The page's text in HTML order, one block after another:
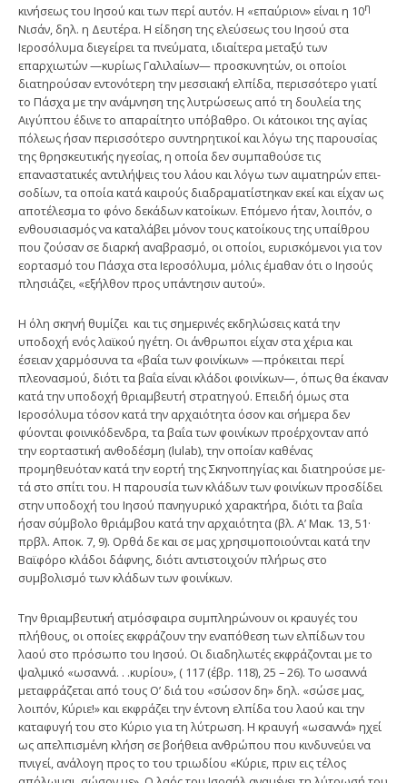
κινήσεως του Ιησού και των περί αυτόν. Η «επαύριον» είναι η 10η
Νισάν, δηλ. η Δευτέρα. Η είδηση της ελεύσεως του Ιησού στα
Ιεροσόλυμα διεγείρει τα πνεύματα, ιδιαίτερα μεταξύ των
επαρχιωτών —κυρίως Γαλιλαίων— προσκυ­νητών, οι οποίοι
διατηρούσαν εντονότερη την μεσσιακή ελπίδα, περισσότερο γιατί
το Πάσχα με την ανάμνηση της λυτρώσεως από τη δουλεία της
Αιγύπτου έδινε το απαραίτητο υπόβαθρο. Οι κάτοικοι της αγίας
πόλεως ήσαν περισσότερο συντηρητικοί και λόγω της παρουσίας
της θρησκευτικής ηγεσίας, η οποία δεν συμπαθούσε τις
επαναστατικές αντιλήψεις του λάου και λόγω των αιματηρών επει­
σοδίων, τα οποία κατά καιρούς διαδραματίστηκαν εκεί και είχαν ως
αποτέλεσμα το φόνο δεκάδων κατοίκων. Επόμενο ήταν, λοιπόν, ο
ενθουσιασμός να καταλάβει μό­νον τους κατοίκους της υπαίθρου
που ζούσαν σε διαρκή αναβρασμό, οι οποίοι, ευρισκόμενοι για τον
εορτασμό του Πάσχα στα Ιεροσόλυμα, μόλις έμαθαν ότι ο Ιησούς
πλησιάζει, «εξήλθον προς υπάντησιν αυτού».
Η όλη σκηνή θυμίζει και τις σημερινές εκδηλώσεις κατά την
υποδοχή ενός λαϊκού ηγέτη. Οι άνθρωποι είχαν στα χέρια και
έσειαν χαρμόσυνα τα «βαΐα των φοινίκων» —πρόκειται περί
πλεονασμού, διότι τα βαΐα είναι κλάδοι φοινίκων—, όπως θα έκαναν
κατά την υποδοχή θριαμβευτή στρατηγού. Επειδή όμως στα
Ιεροσόλυμα τόσον κατά την αρχαιότητα όσον και σήμερα δεν
φύονται φοινικόδενδρα, τα βαΐα των φοινίκων προέρχονταν από
την εορταστική ανθοδέσμη (lulab), την οποίαν καθένας
προμηθευόταν κατά την εορτή της Σκηνοπηγίας και διατηρούσε με­
τά στο σπίτι του. Η παρουσία των κλάδων των φοινίκων προσδίδει
στην υποδοχή του Ιησού πανηγυ­ρικό χαρακτήρα, διότι τα βαΐα
ήσαν σύμβολο θριάμβου κατά την αρχαιότητα (βλ. Α’ Μακ. 13, 51·
πρβλ. Αποκ. 7, 9). Ορθά δε και σε μας χρησιμοποιούνται κατά την
Βαϊφόρο κλάδοι δάφνης, διότι αντιστοιχούν πλήρως στο
συμβολισμό των κλάδων των φοινίκων.
Την θριαμβευτική ατμόσφαιρα συμπληρώνουν οι κραυγές του
πλήθους, οι οποίες εκφράζουν την εναπόθεση των ελπίδων του
λαού στο πρόσωπο του Ιησού. Οι διαδηλωτές εκφράζονται με το
ψαλμικό «ωσαννά. . .κυρίου», ( 117 (έβρ. 118), 25 – 26). Το ωσαννά
μεταφράζεται από τους Ο’ διά του «σώσον δη» δηλ. «σώσε μας,
λοιπόν, Κύριε!» και εκφράζει την έντονη ελπίδα του λαού και την
καταφυγή του στο Κύριο για τη λύτρωση. Η κραυγή «ωσαννά» ηχεί
ως απελπισμένη κλήση σε βοήθεια ανθρώπου που κινδυνεύει να
πνιγεί, ανάλογη προς το του τριωδίου «Κύριε, πριν εις τέλος